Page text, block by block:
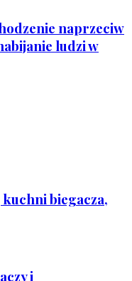
naprzeciw
ludzi w
biegacza,
i